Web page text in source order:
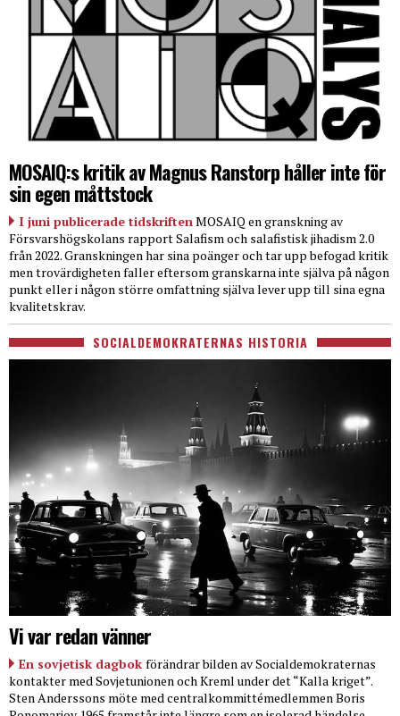
MOSAIQ:s kritik av Magnus Ranstorp håller inte för
sin egen måttstock
I juni publicerade tidskriften MOSAIQ en granskning av
Försvarshögskolans rapport Salafism och salafistisk jihadism 2.0
från 2022. Granskningen har sina poänger och tar upp befogad kritik
men trovärdigheten faller eftersom granskarna inte själva på någon
punkt eller i någon större omfattning själva lever upp till sina egna
kvalitetskrav.
SOCIALDEMOKRATERNAS HISTORIA
Vi var redan vänner
En sovjetisk dagbok förändrar bilden av Socialdemokraternas
kontakter med Sovjetunionen och Kreml under det “Kalla kriget”.
Sten Anderssons möte med centralkommittémedlemmen Boris